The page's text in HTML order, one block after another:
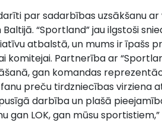
par sadarbības uzsākšanu
“Sportland” jau ilgstoši
atbalstā, un mums ir īpašs
komitejai. Partnerība ar
gan komandas
fanu preču tirdzniecības
darbība un plašā
gan LOK, gan mūsu sportistiem,”